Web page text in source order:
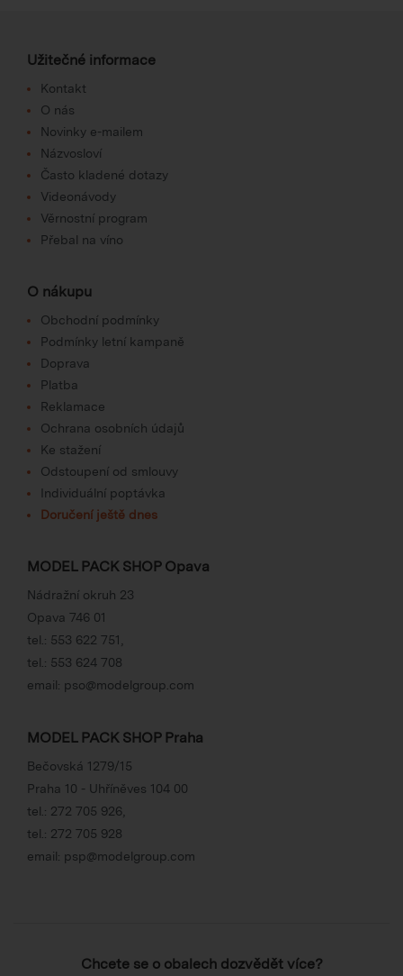
Užitečné informace
Kontakt
O nás
Novinky e-mailem
Názvosloví
Často kladené dotazy
Videonávody
Věrnostní program
Přebal na víno
O nákupu
Obchodní podmínky
Podmínky letní kampaně
Doprava
Platba
Reklamace
Ochrana osobních údajů
Ke stažení
Odstoupení od smlouvy
Individuální poptávka
Doručení ještě dnes
MODEL PACK SHOP Opava
Nádražní okruh 23
Opava 746 01
tel.: 553 622 751
tel.: 553 624 708
email: pso@modelgroup.com
MODEL PACK SHOP Praha
Bečovská 1279/15
Praha 10 - Uhříněves 104 00
tel.: 272 705 926
tel.: 272 705 928
email: psp@modelgroup.com
Chcete se o obalech dozvědět více?